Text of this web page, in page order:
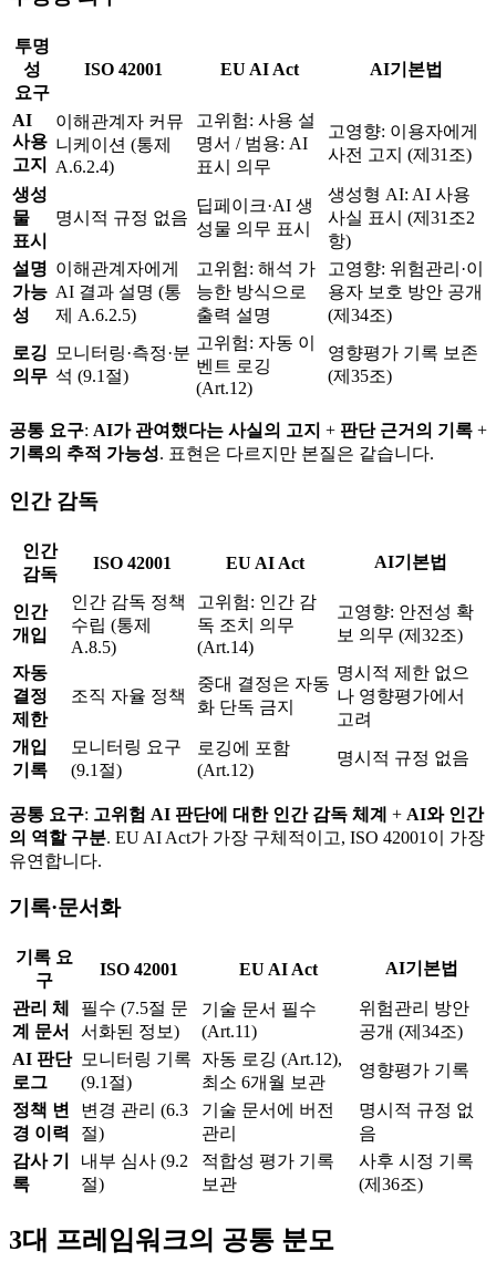
투명
성
요구
ISO 42001 EU AI Act AI기본법
AI
사용
고지
이해관계자 커뮤
니케이션 (통제
A.6.2.4)
고위험: 사용 설
명서 / 범용: AI
표시 의무
고영향: 이용자에게
사전 고지 (제31조)
생성
물
표시
명시적 규정 없음
딥페이크·AI 생
성물 의무 표시
생성형 AI: AI 사용
사실 표시 (제31조2
항)
설명
가능
성
이해관계자에게
AI 결과 설명 (통
제 A.6.2.5)
고위험: 해석 가
능한 방식으로
출력 설명
고영향: 위험관리·이
용자 보호 방안 공개
(제34조)
로깅
의무
모니터링·측정·분
석 (9.1절)
고위험: 자동 이
벤트 로깅
(Art.12)
영향평가 기록 보존
(제35조)
공통 요구: AI가 관여했다는 사실의 고지 + 판단 근거의 기록 +
기록의 추적 가능성. 표현은 다르지만 본질은 같습니다.
인간 감독
인간
감독
ISO 42001 EU AI Act AI기본법
인간
개입
인간 감독 정책
수립 (통제
A.8.5)
고위험: 인간 감
독 조치 의무
(Art.14)
고영향: 안전성 확
보 의무 (제32조)
자동
결정
제한
조직 자율 정책
중대 결정은 자동
화 단독 금지
명시적 제한 없으
나 영향평가에서
고려
개입
기록
모니터링 요구
(9.1절)
로깅에 포함
(Art.12)
명시적 규정 없음
공통 요구: 고위험 AI 판단에 대한 인간 감독 체계 + AI와 인간
의 역할 구분. EU AI Act가 가장 구체적이고, ISO 42001이 가장
유연합니다.
기록·문서화
기록 요
구
ISO 42001 EU AI Act AI기본법
관리 체
계 문서
필수 (7.5절 문
서화된 정보)
기술 문서 필수
(Art.11)
위험관리 방안
공개 (제34조)
AI 판단
로그
모니터링 기록
(9.1절)
자동 로깅 (Art.12),
최소 6개월 보관
영향평가 기록
정책 변
경 이력
변경 관리 (6.3
절)
기술 문서에 버전
관리
명시적 규정 없
음
감사 기
록
내부 심사 (9.2
절)
적합성 평가 기록
보관
사후 시정 기록
(제36조)
3대 프레임워크의 공통 분모